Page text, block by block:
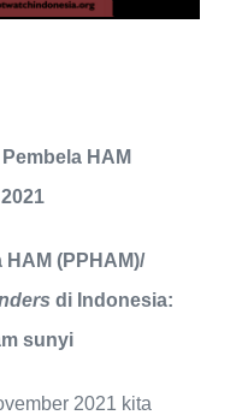
HAM
(PPHAM)/
di Indonesia:
sunyi
2021 kita